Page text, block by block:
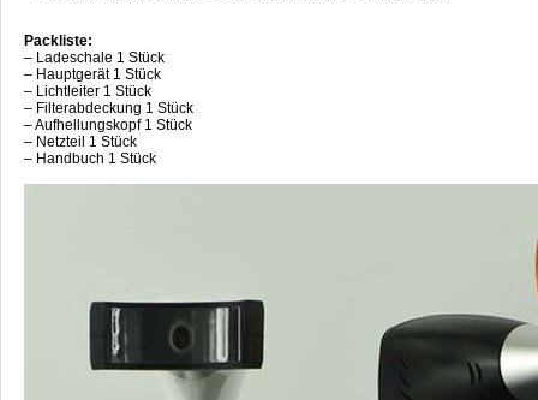
Packliste:
– Ladeschale 1 Stück
– Hauptgerät 1 Stück
– Lichtleiter 1 Stück
– Filterabdeckung 1 Stück
– Aufhellungskopf 1 Stück
– Netzteil 1 Stück
– Handbuch 1 Stück